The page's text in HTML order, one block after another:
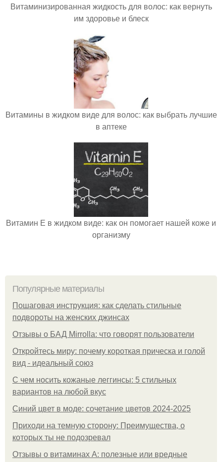
Витаминизированная жидкость для волос: как вернуть
им здоровье и блеск
Витамины в жидком виде для волос: как выбрать лучшие
в аптеке
Витамин Е в жидком виде: как он помогает нашей коже и
организму
Популярные материалы
Пошаговая инструкция: как сделать стильные
подвороты на женских джинсах
Отзывы о БАД Mirrolla: что говорят пользователи
Откройтесь миру: почему короткая прическа и голой
вид - идеальный союз
С чем носить кожаные леггинсы: 5 стильных
вариантов на любой вкус
Синий цвет в моде: сочетание цветов 2024-2025
Приходи на темную сторону: Преимущества, о
которых ты не подозревал
Отзывы о витаминах А: полезные или вредные